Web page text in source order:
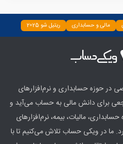
مالی و حسابداری
ریتیل شو 2025
اخبار ابزارها
حوزه حسابداری و نرم‌افزارهای
برای دانش مالی به حساب می‌آید و
مالیات، بیمه، نرم‌افزارهای
ما در ویکی حساب تلاش می‌کنیم تا با